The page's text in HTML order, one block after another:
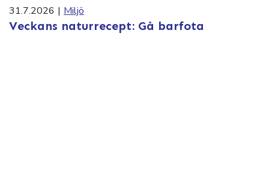
31.7.2026 | Miljö
Veckans naturrecept: Gå barfota